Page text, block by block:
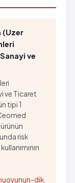
(Uzer
ve
ve Ticaret
tipi 1
risk
dik